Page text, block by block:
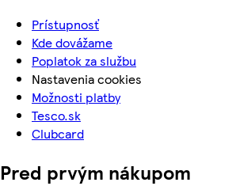
Prístupnosť
Kde dovážame
Poplatok za službu
Nastavenia cookies
Možnosti platby
Tesco.sk
Clubcard
Pred prvým nákupom